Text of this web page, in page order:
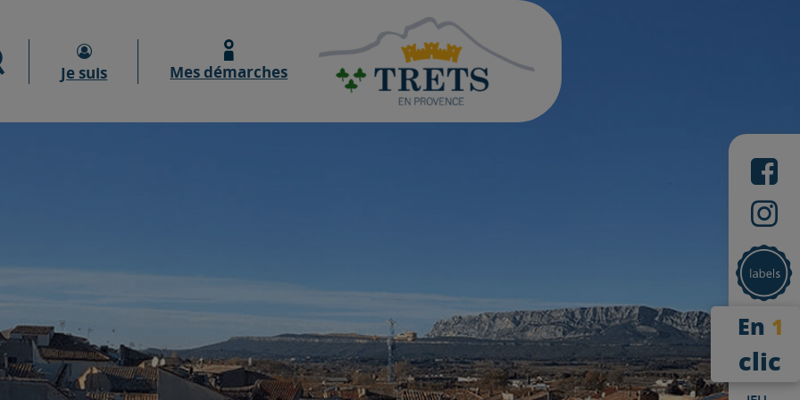
Moteur de recherche
Je suis Mes démarches
En 1
clic